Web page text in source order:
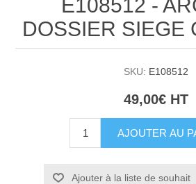
E108512 -
DOSSIER SIEGE
SKU: E108512
49,00€ HT
AJOUTER AU
Ajouter à la liste de souhait